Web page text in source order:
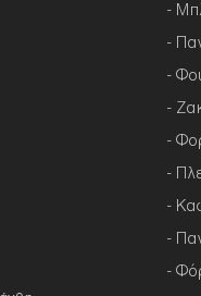
-
-
-
-
-
-
-
-
-